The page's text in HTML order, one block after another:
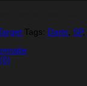
Tags: Darts SP,